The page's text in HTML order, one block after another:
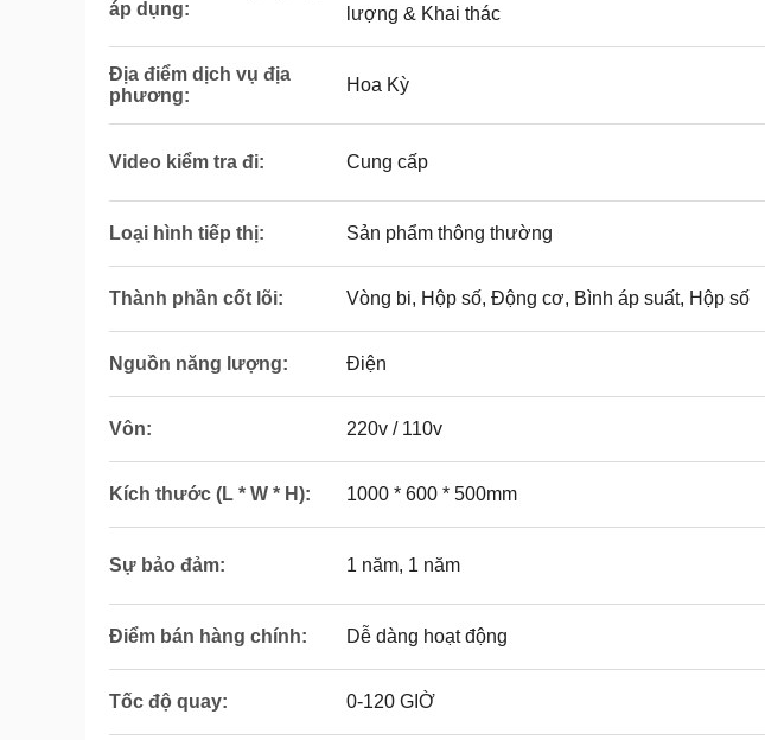
áp dụng:
lượng & Khai thác
Địa điểm dịch vụ địa
phương:
Hoa Kỳ
Video kiểm tra đi: Cung cấp
Loại hình tiếp thị: Sản phẩm thông thường
Thành phần cốt lõi: Vòng bi, Hộp số, Động cơ, Bình áp suất, Hộp số
Nguồn năng lượng: Điện
Vôn: 220v / 110v
Kích thước (L * W * H): 1000 * 600 * 500mm
Sự bảo đảm: 1 năm, 1 năm
Điểm bán hàng chính: Dễ dàng hoạt động
Tốc độ quay: 0-120 GIỜ